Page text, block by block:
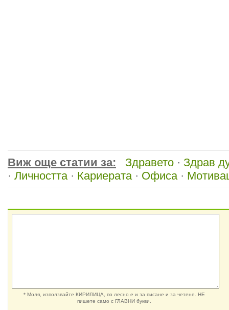
Виж още статии за: Здравето · Здрав
· Личността· Кариерата· Офиса·
* Моля, използвайте КИРИЛИЦА, по лесно е и за писане и за четене. НЕ
пишете само с ГЛАВНИ букви.